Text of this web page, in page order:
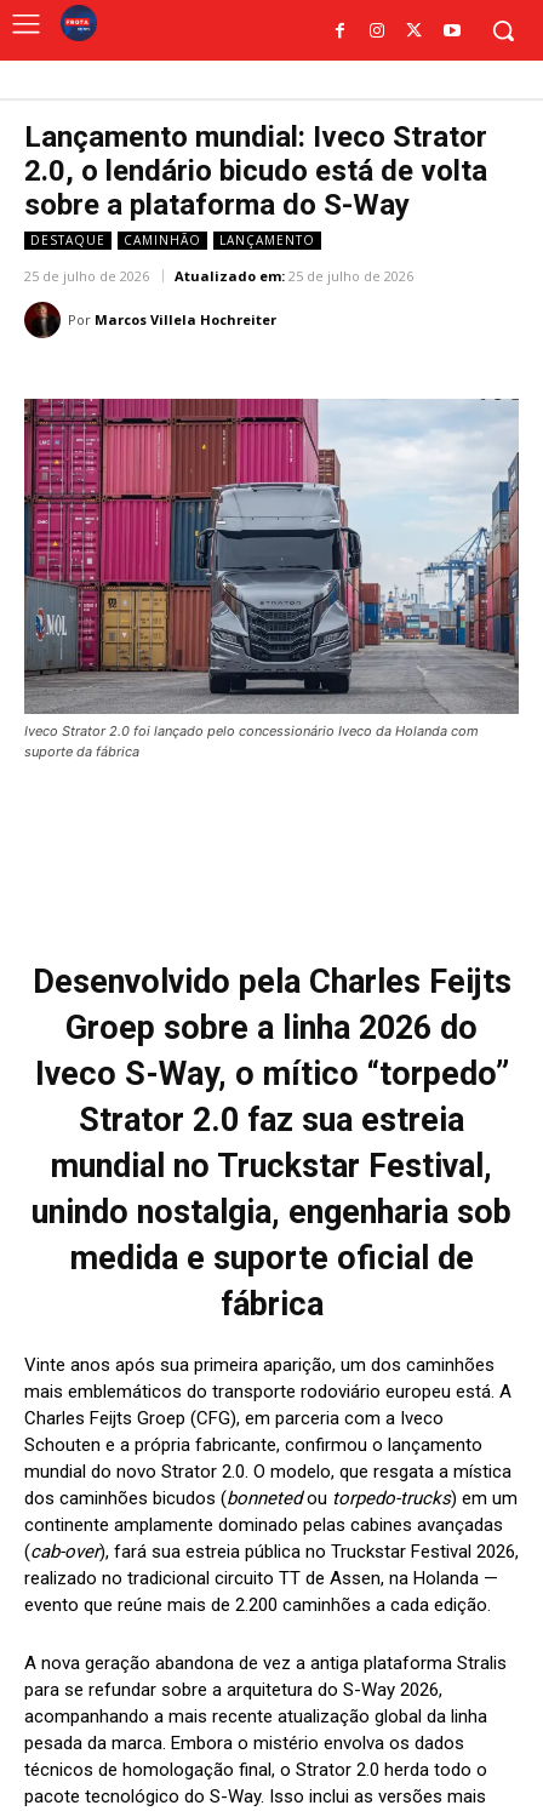
Lançamento mundial: Iveco Strator
2.0, o lendário bicudo está de volta
sobre a plataforma do S-Way
DESTAQUE CAMINHÃO LANÇAMENTO
25 de julho de 2026 Atualizado em: 25 de julho de 2026
Por Marcos Villela Hochreiter
Iveco Strator 2.0 foi lançado pelo concessionário Iveco da Holanda com
suporte da fábrica
Desenvolvido pela Charles Feijts
Groep sobre a linha 2026 do
Iveco S-Way, o mítico “torpedo”
Strator 2.0 faz sua estreia
mundial no Truckstar Festival,
unindo nostalgia, engenharia sob
medida e suporte oficial de
fábrica
Vinte anos após sua primeira aparição, um dos caminhões
mais emblemáticos do transporte rodoviário europeu está. A
Charles Feijts Groep (CFG), em parceria com a Iveco
Schouten e a própria fabricante, confirmou o lançamento
mundial do novo Strator 2.0. O modelo, que resgata a mística
dos caminhões bicudos (bonnetedou torpedo-trucks) em um
continente amplamente dominado pelas cabines avançadas
(cab-over), fará sua estreia pública no Truckstar Festival 2026,
realizado no tradicional circuito TT de Assen, na Holanda —
evento que reúne mais de 2.200 caminhões a cada edição.
A nova geração abandona de vez a antiga plataforma Stralis
para se refundar sobre a arquitetura do S-Way 2026,
acompanhando a mais recente atualização global da linha
pesada da marca. Embora o mistério envolva os dados
técnicos de homologação final, o Strator 2.0 herda todo o
pacote tecnológico do S-Way. Isso inclui as versões mais